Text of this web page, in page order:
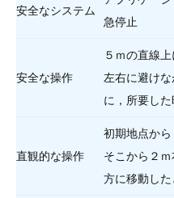
安全なシステム
急停止
安全な操作
５ｍの直線
左右に避け
に，所要した
直観的な操作
初期地点から
そこから２
方に移動し